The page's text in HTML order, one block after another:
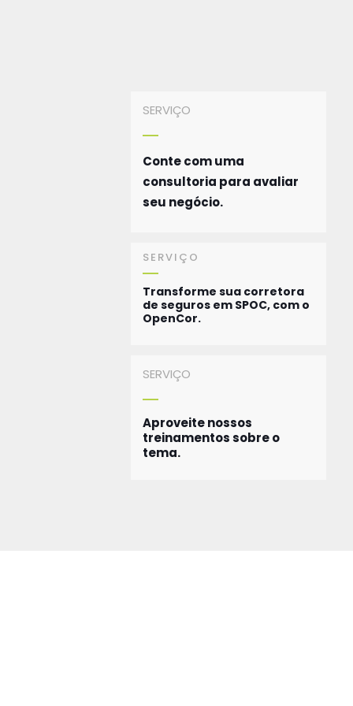
SERVIÇO
Conte com uma
consultoria para avaliar
seu negócio.
SERVIÇO
Transforme sua corretora
de seguros em SPOC, com o
OpenCor.
SERVIÇO
Aproveite nossos
treinamentos sobre o
tema.